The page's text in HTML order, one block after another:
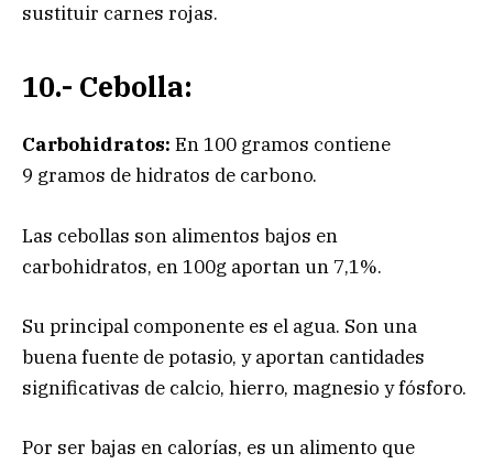
sustituir carnes rojas.
10.- Cebolla:
Carbohidratos: En 100 gramos contiene
9 gramos de hidratos de carbono.
Las cebollas son alimentos bajos en
carbohidratos, en 100g aportan un 7,1%.
Su principal componente es el agua. Son una
buena fuente de potasio, y aportan cantidades
significativas de calcio, hierro, magnesio y fósforo.
Por ser bajas en calorías, es un alimento que